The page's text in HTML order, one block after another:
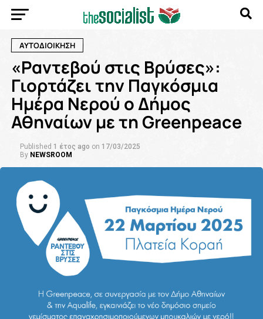
ΑΥΤΟΔΙΟΙΚΗΣΗ
«Ραντεβού στις Βρύσες»:
Γιορτάζει την Παγκόσμια
Ημέρα Νερού ο Δήμος
Αθηναίων με τη Greenpeace
Published 1 έτος ago on 17/03/2025
By NEWSROOM